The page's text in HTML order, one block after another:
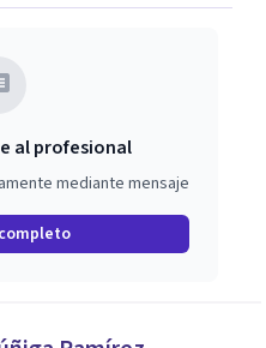
al profesional
mediante mensaje